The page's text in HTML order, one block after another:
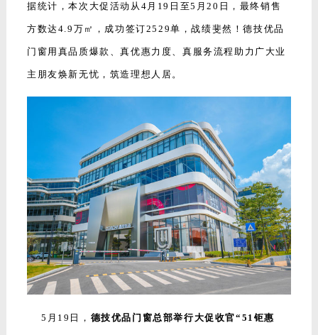
据统计，本次大促活动从4月19日至5月20日，最终销售
方数达4.9万㎡，成功签订2529单，战绩斐然！德技优品
门窗用真品质爆款、真优惠力度、真服务流程助力广大业
主朋友焕新无忧，筑造理想人居。
5月19日， 德技优品门窗总部举行大促收官“51钜惠